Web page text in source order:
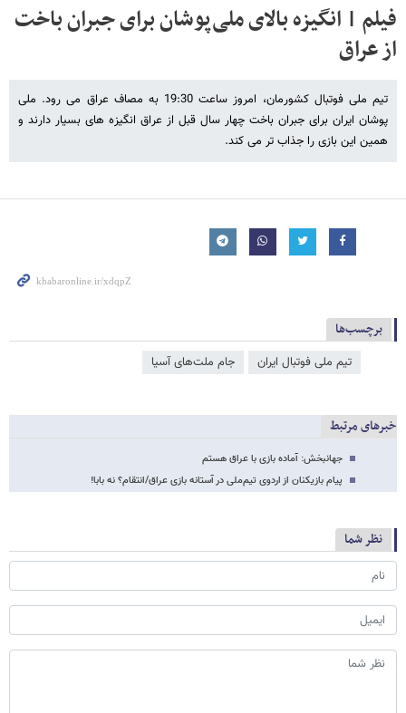
فیلم | انگیزه بالای ملی‌پوشان برای جبران باخت
از عراق
تیم ملی فوتبال کشورمان، امروز ساعت 19:30 به مصاف عراق می رود. ملی
پوشان ایران برای جبران باخت چهار سال قبل از عراق انگیزه های بسیار دارند و
همین این بازی را جذاب تر می کند.
برچسب‌ها
تیم ملی فوتبال ایران جام ملت‌‌های آسیا
خبرهای مرتبط
جهانبخش: آماده بازی با عراق هستم
پیام بازیکنان از اردوی تیم‌ملی در آستانه بازی عراق/انتقام؟ نه بابا!
نظر شما